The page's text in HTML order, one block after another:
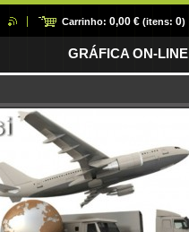
Carrinho: 0,00 € (itens: 0)
GRÁFICA ON-LINE